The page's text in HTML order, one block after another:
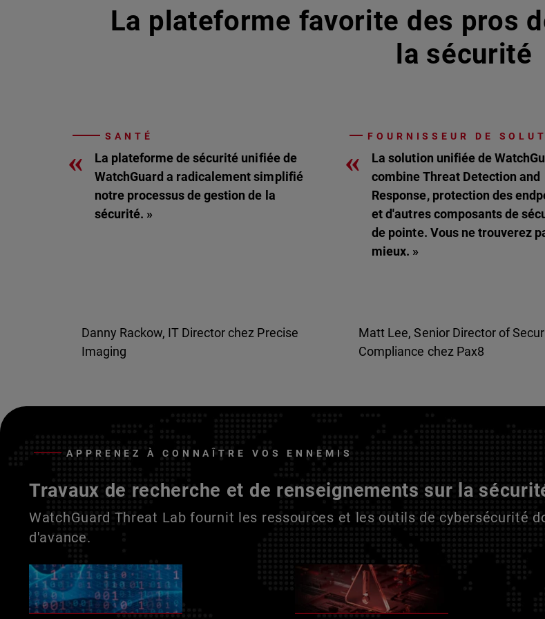
La plateforme favorite des pros
la sécurité
SANTÉ
«
La plateforme de sécurité unifiée de
WatchGuard a radicalement simplifié
notre processus de gestion de la
sécurité. »
Danny Rackow, IT Director chez Precise
Imaging
FOURNISSEUR DE
«
La solution unifiée de
combine Threat Detection and
Response, protection des
et d'autres composants de
de pointe. Vous ne trouverez
mieux. »
Matt Lee, Senior Director of
Compliance chez Pax8
APPRENEZ À CONNAÎTRE VOS ENNEMIS
Travaux de recherche et de renseignements sur la
WatchGuard Threat Lab fournit les ressources et les outils de cybersécurité
d'avance.